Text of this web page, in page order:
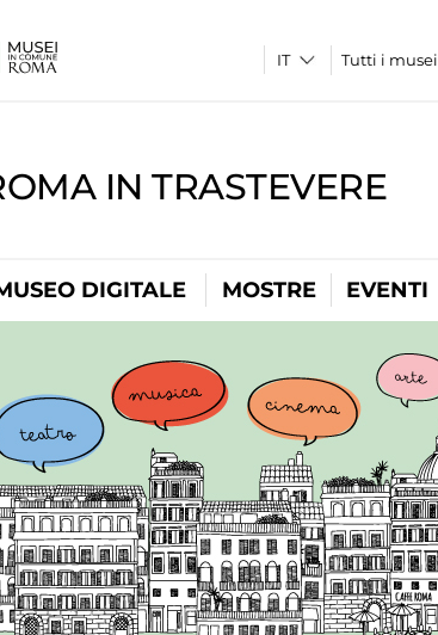
Tutti i musei
IN TRASTEVERE
DIGITALE MOSTRE EVENTI